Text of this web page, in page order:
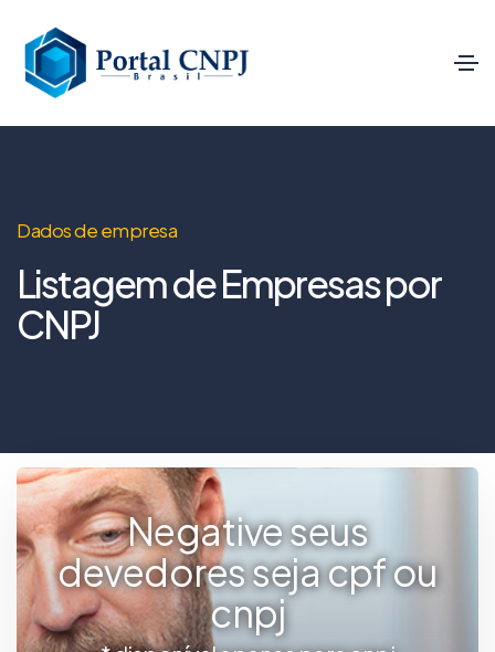
Dados de empresa
Listagem de Empresas por
CNPJ
Negative seus
devedores seja cpf ou
cnpj